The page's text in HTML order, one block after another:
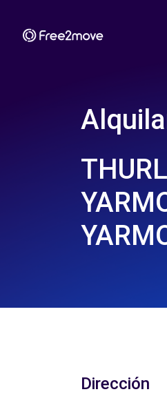
Dirección